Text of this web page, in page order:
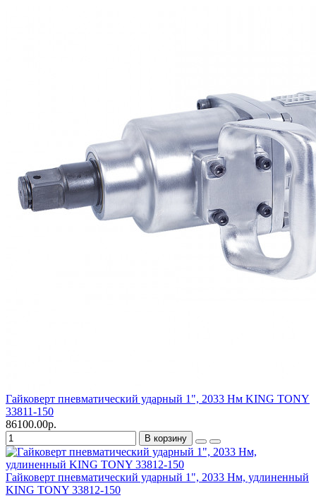
Гайковерт пневматический ударный 1", 2033 Нм KING TONY
33811-150
86100.00р.
В корзину
Гайковерт пневматический ударный 1", 2033 Нм, удлиненный
KING TONY 33812-150